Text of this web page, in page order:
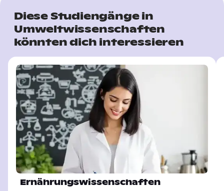
Diese Studiengänge in
Umweltwissenschaften
könnten dich interessieren
Ernährungswissenschaften